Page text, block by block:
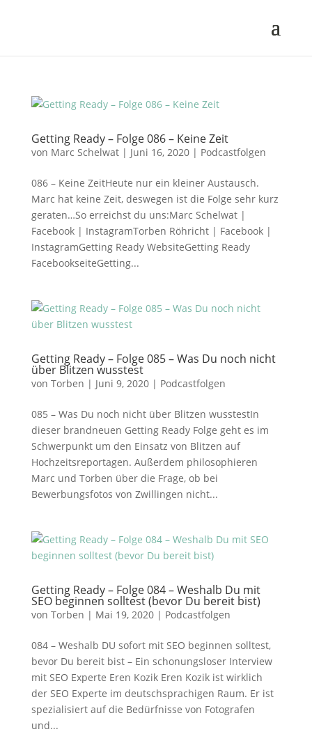
Getting Ready – Folge 086 – Keine Zeit
von Marc Schelwat| Juni 16, 2020| Podcastfolgen
086 – Keine ZeitHeute nur ein kleiner Austausch.
Marc hat keine Zeit, deswegen ist die Folge sehr kurz
geraten…So erreichst du uns:Marc Schelwat |
Facebook | InstagramTorben Röhricht | Facebook |
InstagramGetting Ready WebsiteGetting Ready
FacebookseiteGetting...
Getting Ready – Folge 085 – Was Du noch nicht
über Blitzen wusstest
von Torben | Juni 9, 2020| Podcastfolgen
085 – Was Du noch nicht über Blitzen wusstestIn
dieser brandneuen Getting Ready Folge geht es im
Schwerpunkt um den Einsatz von Blitzen auf
Hochzeitsreportagen. Außerdem philosophieren
Marc und Torben über die Frage, ob bei
Bewerbungsfotos von Zwillingen nicht...
Getting Ready – Folge 084 – Weshalb Du mit
SEO beginnen solltest (bevor Du bereit bist)
von Torben | Mai 19, 2020| Podcastfolgen
084 – Weshalb DU sofort mit SEO beginnen solltest,
bevor Du bereit bist – Ein schonungsloser Interview
mit SEO Experte Eren Kozik Eren Kozik ist wirklich
der SEO Experte im deutschsprachigen Raum. Er ist
spezialisiert auf die Bedürfnisse von Fotografen
und...